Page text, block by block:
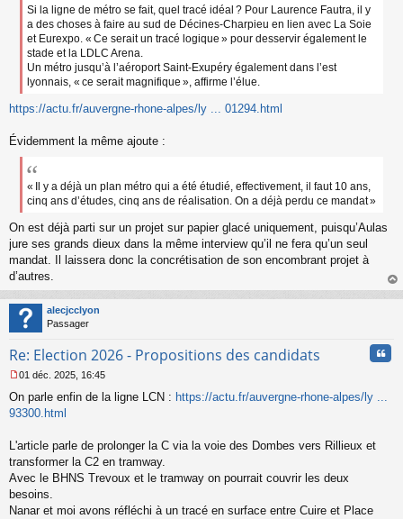
Si la ligne de métro se fait, quel tracé idéal ? Pour Laurence Fautra, il y
a des choses à faire au sud de Décines-Charpieu en lien avec La Soie
et Eurexpo. « Ce serait un tracé logique » pour desservir également le
stade et la LDLC Arena.
Un métro jusqu’à l’aéroport Saint-Exupéry également dans l’est
lyonnais, « ce serait magnifique », affirme l’élue.
https://actu.fr/auvergne-rhone-alpes/ly ... 01294.html
Évidemment la même ajoute :
« Il y a déjà un plan métro qui a été étudié, effectivement, il faut 10 ans,
cinq ans d’études, cinq ans de réalisation. On a déjà perdu ce mandat »
On est déjà parti sur un projet sur papier glacé uniquement, puisqu’Aulas
jure ses grands dieux dans la même interview qu’il ne fera qu’un seul
mandat. Il laissera donc la concrétisation de son encombrant projet à
d’autres.
au
alecjcclyon
Passager
Re: Election 2026 - Propositions des candidats
e
s
g
e
n
o
n
01 déc. 2025, 16:45
On parle enfin de la ligne LCN : https://actu.fr/auvergne-rhone-alpes/ly ...
93300.html
L'article parle de prolonger la C via la voie des Dombes vers Rillieux et
transformer la C2 en tramway.
Avec le BHNS Trevoux et le tramway on pourrait couvrir les deux
besoins.
Nanar et moi avons réfléchi à un tracé en surface entre Cuire et Place